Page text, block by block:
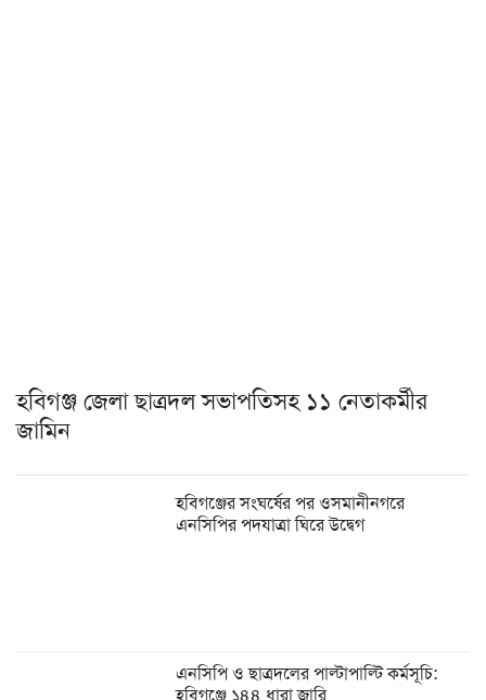
হবিগঞ্জ জেলা ছাত্রদল সভাপতিসহ ১১ নেতাকর্মীর
জামিন
হবিগঞ্জের সংঘর্ষের পর ওসমানীনগরে
এনসিপির পদযাত্রা ঘিরে উদ্বেগ
এনসিপি ও ছাত্রদলের পাল্টাপাল্টি কর্মসূচি:
হবিগঞ্জে ১৪৪ ধারা জারি